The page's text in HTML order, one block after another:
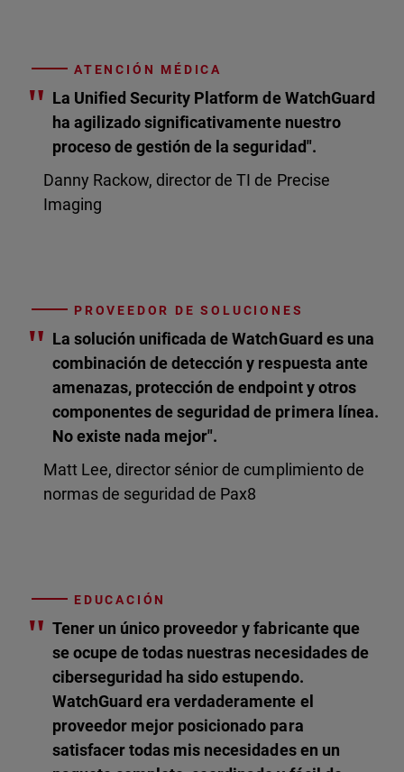
ATENCIÓN MÉDICA
" La Unified Security Platform de WatchGuard
ha agilizado significativamente nuestro
proceso de gestión de la seguridad".
Danny Rackow, director de TI de Precise
Imaging
PROVEEDOR DE SOLUCIONES
" La solución unificada de WatchGuard es una
combinación de detección y respuesta ante
amenazas, protección de endpoint y otros
componentes de seguridad de primera línea.
No existe nada mejor".
Matt Lee, director sénior de cumplimiento de
normas de seguridad de Pax8
EDUCACIÓN
" Tener un único proveedor y fabricante que
se ocupe de todas nuestras necesidades de
ciberseguridad ha sido estupendo.
WatchGuard era verdaderamente el
proveedor mejor posicionado para
satisfacer todas mis necesidades en un